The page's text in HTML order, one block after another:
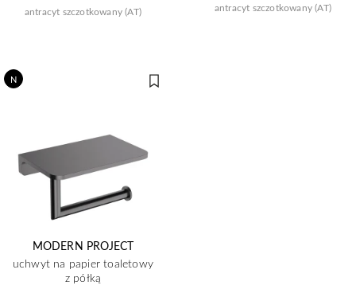
antracyt szczotkowany (AT) antracyt szczotkowany (AT)
N
MODERN PROJECT
uchwyt na papier toaletowy
z półką